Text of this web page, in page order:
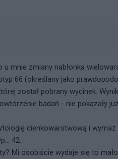
mnie zmiany nabłonka
66 (określany jako
został pobrany wycinek.
badań - nie pokazały
cienkowarstwową i wymaz
42.
Mi osobiście wydaje się to